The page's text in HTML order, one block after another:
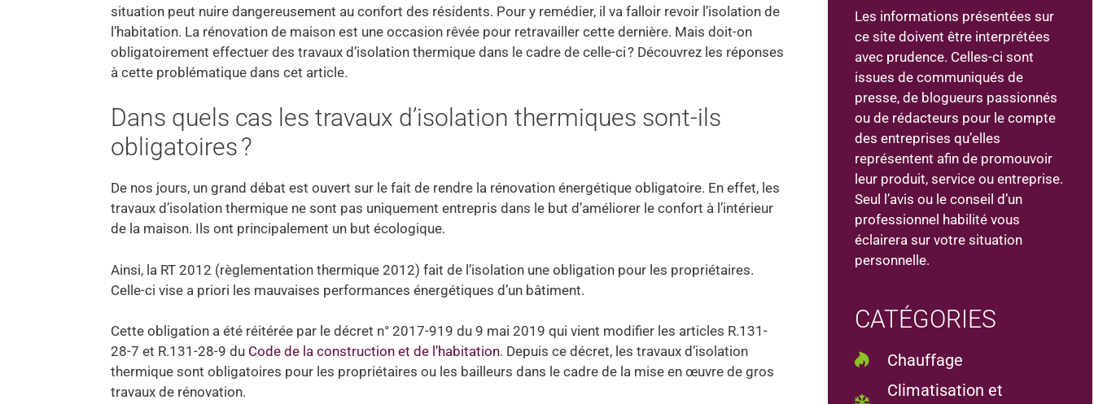
situation peut nuire dangereusement au confort des résidents. Pour y remédier, il va falloir revoir l’isolation de
l’habitation. La rénovation de maison est une occasion rêvée pour retravailler cette dernière. Mais doit-on
obligatoirement effectuer des travaux d’isolation thermique dans le cadre de celle-ci ? Découvrez les réponses
à cette problématique dans cet article.
Dans quels cas les travaux d’isolation thermiques sont-ils
obligatoires ?
De nos jours, un grand débat est ouvert sur le fait de rendre la rénovation énergétique obligatoire. En effet, les
travaux d’isolation thermique ne sont pas uniquement entrepris dans le but d’améliorer le confort à l’intérieur
de la maison. Ils ont principalement un but écologique.
Ainsi, la RT 2012 (règlementation thermique 2012) fait de l’isolation une obligation pour les propriétaires.
Celle-ci vise a priori les mauvaises performances énergétiques d’un bâtiment.
Cette obligation a été réitérée par le décret n° 2017-919 du 9 mai 2019 qui vient modifier les articles R.131-
28-7 et R.131-28-9 du Code de la construction et de l’habitation. Depuis ce décret, les travaux d’isolation
thermique sont obligatoires pour les propriétaires ou les bailleurs dans le cadre de la mise en œuvre de gros
travaux de rénovation.
Les informations présentées sur
ce site doivent être interprétées
avec prudence. Celles-ci sont
issues de communiqués de
presse, de blogueurs passionnés
ou de rédacteurs pour le compte
des entreprises qu’elles
représentent afin de promouvoir
leur produit, service ou entreprise.
Seul l’avis ou le conseil d’un
professionnel habilité vous
éclairera sur votre situation
personnelle.
CATÉGORIES
Chauffage
Climatisation et